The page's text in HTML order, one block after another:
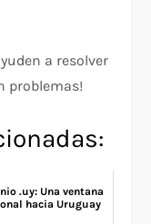
a resolver
problemas!
.uy: Una ventana
hacia Uruguay